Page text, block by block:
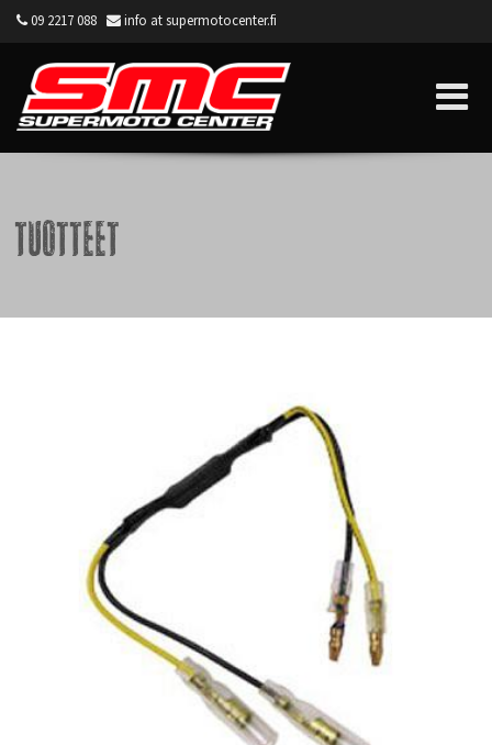
09 2217 088 info at supermotocenter.fi
Tuotteet